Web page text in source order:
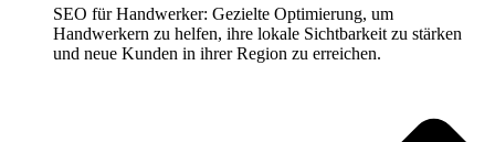
SEO für Handwerker: Gezielte Optimierung, um
Handwerkern zu helfen, ihre lokale Sichtbarkeit zu stärken
und neue Kunden in ihrer Region zu erreichen.